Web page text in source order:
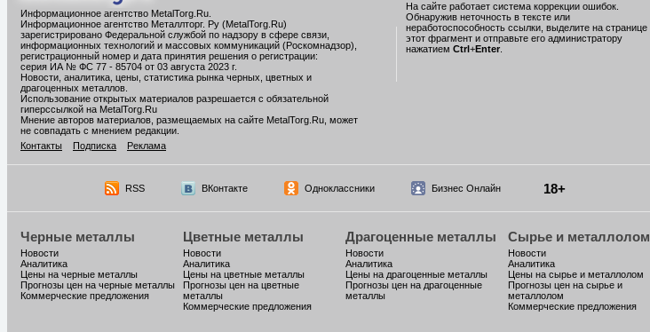
Информационное агентство MetalTorg.Ru
Информационное агентство Металлторг. Ру (MetalTorg.Ru)
зарегистрировано Федеральной службой по надзору в сфере связи,
информационных технологий и массовых коммуникаций (Роскомнадзор),
регистрационный номер и дата принятия решения о регистрации:
серия ИА № ФС 77 - 85704 от 03 августа 2023 г.
Новости, аналитика, цены, статистика рынка черных, цветных и
драгоценных металлов.
Использование открытых материалов разрешается с обязательной
гиперссылкой на MetalTorg.Ru
Мнение авторов материалов, размещаемых на сайте MetalTorg.Ru, может
не совпадать с мнением редакции.
Контакты
Подписка Реклама
На сайте работает система коррекции ошибок.
Обнаружив неточность в тексте или
неработоспособность ссылки, выделите на странице
этот фрагмент и отправьте его администратору
нажатием Ctrl+Enter
RSS ВКонтакте Одноклассники Бизнес Онлайн 18+
Черные металлы
Новости
Аналитика
Цены на черные металлы
Прогнозы цен на черные металлы
Коммерческие предложения
Цветные металлы
Новости
Аналитика
Цены на цветные металлы
Прогнозы цен на цветные
металлы
Коммерческие предложения
Драгоценные металлы
Новости
Аналитика
Цены на драгоценные металлы
Прогнозы цен на драгоценные
металлы
Сырье и металлолом
Новости
Аналитика
Цены на сырье и металлолом
Прогнозы цен на сырье и
металлолом
Коммерческие предложения